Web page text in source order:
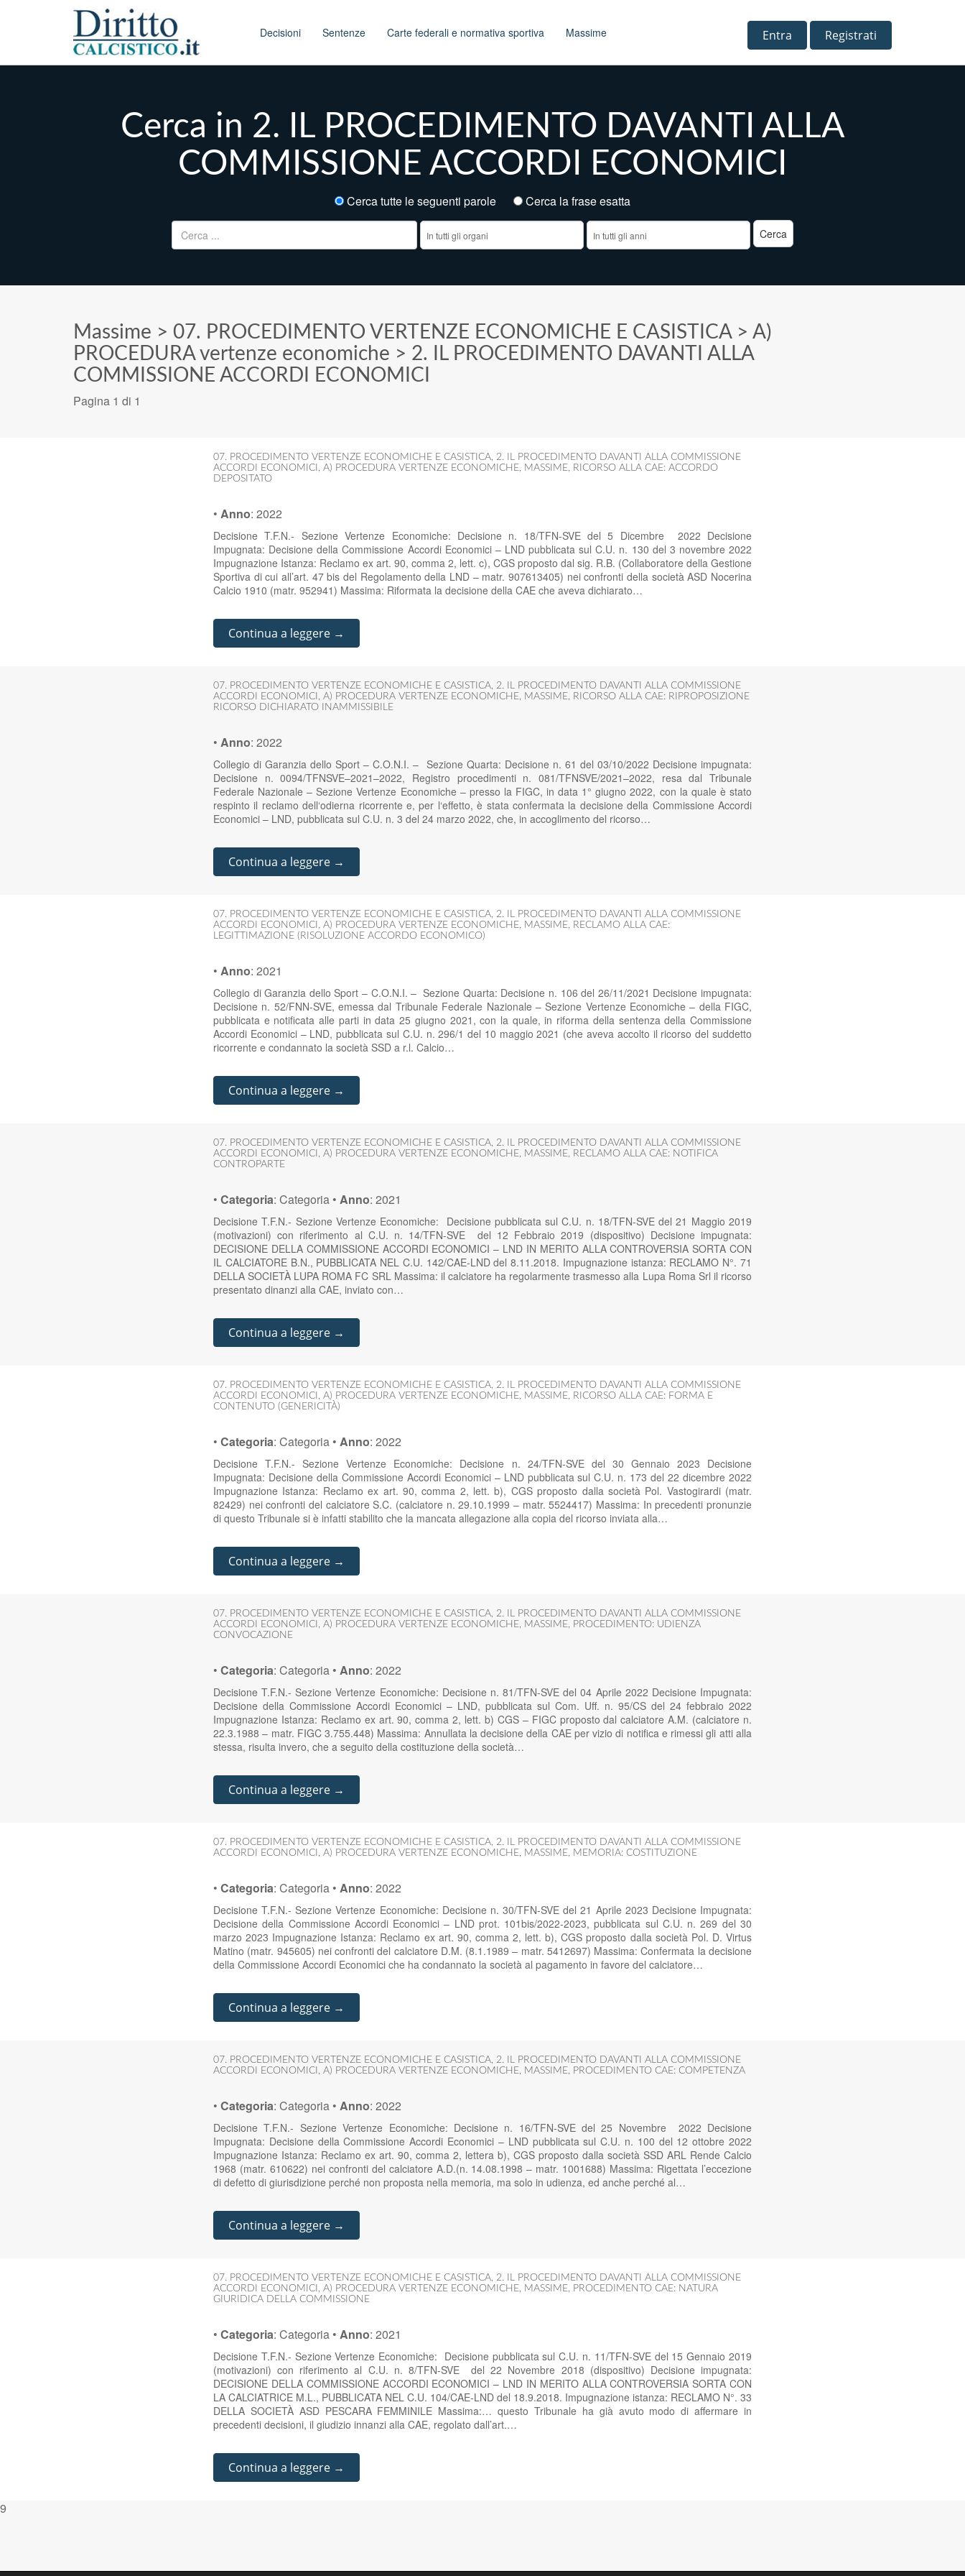
Main menu Decisioni Sentenze Carte federali e normativa sportiva Massime Entra Registrati
Cerca in 2. IL PROCEDIMENTO DAVANTI ALLA
COMMISSIONE ACCORDI ECONOMICI
Cerca tutte le seguenti parole
Cerca la frase esatta
Ricerca per:
Massime > 07. PROCEDIMENTO VERTENZE ECONOMICHE E CASISTICA> A)
PROCEDURA vertenze economiche > 2. IL PROCEDIMENTO DAVANTI ALLA
COMMISSIONE ACCORDI ECONOMICI
Pagina 1 di 1
07. PROCEDIMENTO VERTENZE ECONOMICHE E CASISTICA, 2. IL PROCEDIMENTO DAVANTI ALLA COMMISSIONE
ACCORDI ECONOMICI , A) PROCEDURA VERTENZE ECONOMICHE, MASSIME, RICORSO ALLA CAE: ACCORDO
DEPOSITATO
• Anno: 2022
Decisione T.F.N.- Sezione Vertenze Economiche: Decisione n. 18/TFN-SVE del 5 Dicembre 2022 Decisione
Impugnata: Decisione della Commissione Accordi Economici – LND pubblicata sul C.U. n. 130 del 3 novembre 2022
Impugnazione Istanza: Reclamo ex art. 90, comma 2, lett. c), CGS proposto dal sig. R.B. (Collaboratore della Gestione
Sportiva di cui all’art. 47 bis del Regolamento della LND – matr. 907613405) nei confronti della società ASD Nocerina
Calcio 1910 (matr. 952941) Massima: Riformata la decisione della CAE che aveva dichiarato…
Continua a leggere →
07. PROCEDIMENTO VERTENZE ECONOMICHE E CASISTICA, 2. IL PROCEDIMENTO DAVANTI ALLA COMMISSIONE
ACCORDI ECONOMICI , A) PROCEDURA VERTENZE ECONOMICHE, MASSIME, RICORSO ALLA CAE: RIPROPOSIZIONE
RICORSO DICHIARATO INAMMISSIBILE
• Anno: 2022
Collegio di Garanzia dello Sport – C.O.N.I. – Sezione Quarta: Decisione n. 61 del 03/10/2022 Decisione impugnata:
Decisione n. 0094/TFNSVE–2021–2022, Registro procedimenti n. 081/TFNSVE/2021–2022, resa dal Tribunale
Federale Nazionale – Sezione Vertenze Economiche – presso la FIGC, in data 1° giugno 2022, con la quale è stato
respinto il reclamo dell‘odierna ricorrente e, per l‘effetto, è stata confermata la decisione della Commissione Accordi
Economici – LND, pubblicata sul C.U. n. 3 del 24 marzo 2022, che, in accoglimento del ricorso…
Continua a leggere →
07. PROCEDIMENTO VERTENZE ECONOMICHE E CASISTICA, 2. IL PROCEDIMENTO DAVANTI ALLA COMMISSIONE
ACCORDI ECONOMICI , A) PROCEDURA VERTENZE ECONOMICHE, MASSIME, RECLAMO ALLA CAE:
LEGITTIMAZIONE (RISOLUZIONE ACCORDO ECONOMICO)
• Anno: 2021
Collegio di Garanzia dello Sport – C.O.N.I. – Sezione Quarta: Decisione n. 106 del 26/11/2021 Decisione impugnata:
Decisione n. 52/FNN-SVE, emessa dal Tribunale Federale Nazionale – Sezione Vertenze Economiche – della FIGC,
pubblicata e notificata alle parti in data 25 giugno 2021, con la quale, in riforma della sentenza della Commissione
Accordi Economici – LND, pubblicata sul C.U. n. 296/1 del 10 maggio 2021 (che aveva accolto il ricorso del suddetto
ricorrente e condannato la società SSD a r.l. Calcio…
Continua a leggere →
07. PROCEDIMENTO VERTENZE ECONOMICHE E CASISTICA, 2. IL PROCEDIMENTO DAVANTI ALLA COMMISSIONE
ACCORDI ECONOMICI , A) PROCEDURA VERTENZE ECONOMICHE, MASSIME, RECLAMO ALLA CAE: NOTIFICA
CONTROPARTE
• Categoria: Categoria • Anno: 2021
Decisione T.F.N.- Sezione Vertenze Economiche: Decisione pubblicata sul C.U. n. 18/TFN-SVE del 21 Maggio 2019
(motivazioni) con riferimento al C.U. n. 14/TFN-SVE del 12 Febbraio 2019 (dispositivo) Decisione impugnata:
DECISIONE DELLA COMMISSIONE ACCORDI ECONOMICI – LND IN MERITO ALLA CONTROVERSIA SORTA CON
IL CALCIATORE B.N., PUBBLICATA NEL C.U. 142/CAE-LND del 8.11.2018. Impugnazione istanza: RECLAMO N°. 71
DELLA SOCIETÀ LUPA ROMA FC SRL Massima: il calciatore ha regolarmente trasmesso alla Lupa Roma Srl il ricorso
presentato dinanzi alla CAE, inviato con…
Continua a leggere →
07. PROCEDIMENTO VERTENZE ECONOMICHE E CASISTICA, 2. IL PROCEDIMENTO DAVANTI ALLA COMMISSIONE
ACCORDI ECONOMICI , A) PROCEDURA VERTENZE ECONOMICHE, MASSIME, RICORSO ALLA CAE: FORMA E
CONTENUTO (GENERICITÀ)
• Categoria: Categoria • Anno: 2022
Decisione T.F.N.- Sezione Vertenze Economiche: Decisione n. 24/TFN-SVE del 30 Gennaio 2023 Decisione
Impugnata: Decisione della Commissione Accordi Economici – LND pubblicata sul C.U. n. 173 del 22 dicembre 2022
Impugnazione Istanza: Reclamo ex art. 90, comma 2, lett. b), CGS proposto dalla società Pol. Vastogirardi (matr.
82429) nei confronti del calciatore S.C. (calciatore n. 29.10.1999 – matr. 5524417) Massima: In precedenti pronunzie
di questo Tribunale si è infatti stabilito che la mancata allegazione alla copia del ricorso inviata alla…
Continua a leggere →
07. PROCEDIMENTO VERTENZE ECONOMICHE E CASISTICA, 2. IL PROCEDIMENTO DAVANTI ALLA COMMISSIONE
ACCORDI ECONOMICI , A) PROCEDURA VERTENZE ECONOMICHE, MASSIME, PROCEDIMENTO: UDIENZA
CONVOCAZIONE
• Categoria: Categoria • Anno: 2022
Decisione T.F.N.- Sezione Vertenze Economiche: Decisione n. 81/TFN-SVE del 04 Aprile 2022 Decisione Impugnata:
Decisione della Commissione Accordi Economici – LND, pubblicata sul Com. Uff. n. 95/CS del 24 febbraio 2022
Impugnazione Istanza: Reclamo ex art. 90, comma 2, lett. b) CGS – FIGC proposto dal calciatore A.M. (calciatore n.
22.3.1988 – matr. FIGC 3.755.448) Massima: Annullata la decisione della CAE per vizio di notifica e rimessi gli atti alla
stessa, risulta invero, che a seguito della costituzione della società…
Continua a leggere →
07. PROCEDIMENTO VERTENZE ECONOMICHE E CASISTICA, 2. IL PROCEDIMENTO DAVANTI ALLA COMMISSIONE
ACCORDI ECONOMICI , A) PROCEDURA VERTENZE ECONOMICHE, MASSIME, MEMORIA: COSTITUZIONE
• Categoria: Categoria • Anno: 2022
Decisione T.F.N.- Sezione Vertenze Economiche: Decisione n. 30/TFN-SVE del 21 Aprile 2023 Decisione Impugnata:
Decisione della Commissione Accordi Economici – LND prot. 101bis/2022-2023, pubblicata sul C.U. n. 269 del 30
marzo 2023 Impugnazione Istanza: Reclamo ex art. 90, comma 2, lett. b), CGS proposto dalla società Pol. D. Virtus
Matino (matr. 945605) nei confronti del calciatore D.M. (8.1.1989 – matr. 5412697) Massima: Confermata la decisione
della Commissione Accordi Economici che ha condannato la società al pagamento in favore del calciatore…
Continua a leggere →
07. PROCEDIMENTO VERTENZE ECONOMICHE E CASISTICA, 2. IL PROCEDIMENTO DAVANTI ALLA COMMISSIONE
ACCORDI ECONOMICI , A) PROCEDURA VERTENZE ECONOMICHE, MASSIME, PROCEDIMENTO CAE: COMPETENZA
• Categoria: Categoria • Anno: 2022
Decisione T.F.N.- Sezione Vertenze Economiche: Decisione n. 16/TFN-SVE del 25 Novembre 2022 Decisione
Impugnata: Decisione della Commissione Accordi Economici – LND pubblicata sul C.U. n. 100 del 12 ottobre 2022
Impugnazione Istanza: Reclamo ex art. 90, comma 2, lettera b), CGS proposto dalla società SSD ARL Rende Calcio
1968 (matr. 610622) nei confronti del calciatore A.D.(n. 14.08.1998 – matr. 1001688) Massima: Rigettata l’eccezione
di defetto di giurisdizione perché non proposta nella memoria, ma solo in udienza, ed anche perché al…
Continua a leggere →
07. PROCEDIMENTO VERTENZE ECONOMICHE E CASISTICA, 2. IL PROCEDIMENTO DAVANTI ALLA COMMISSIONE
ACCORDI ECONOMICI , A) PROCEDURA VERTENZE ECONOMICHE, MASSIME, PROCEDIMENTO CAE: NATURA
GIURIDICA DELLA COMMISSIONE
• Categoria: Categoria • Anno: 2021
Decisione T.F.N.- Sezione Vertenze Economiche: Decisione pubblicata sul C.U. n. 11/TFN-SVE del 15 Gennaio 2019
(motivazioni) con riferimento al C.U. n. 8/TFN-SVE del 22 Novembre 2018 (dispositivo) Decisione impugnata:
DECISIONE DELLA COMMISSIONE ACCORDI ECONOMICI – LND IN MERITO ALLA CONTROVERSIA SORTA CON
LA CALCIATRICE M.L., PUBBLICATA NEL C.U. 104/CAE-LND del 18.9.2018. Impugnazione istanza: RECLAMO N°. 33
DELLA SOCIETÀ ASD PESCARA FEMMINILE Massima:… questo Tribunale ha già avuto modo di affermare in
precedenti decisioni, il giudizio innanzi alla CAE, regolato dall’art.…
Continua a leggere →
9